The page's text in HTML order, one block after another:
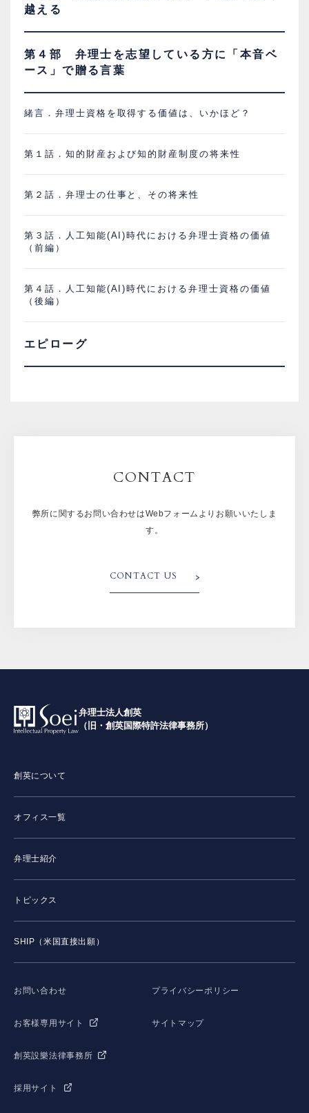
越える
第４部 弁理士を志望している方に「本音ベ
ース」で贈る言葉
緒言．弁理士資格を取得する価値は、いかほど？
第１話．知的財産および知的財産制度の将来性
第２話．弁理士の仕事と、その将来性
第３話．人工知能(AI)時代における弁理士資格の価値
（前編）
第４話．人工知能(AI)時代における弁理士資格の価値
（後編）
エピローグ
CONTACT
弊所に関するお問い合わせはWebフォームよりお願いいたしま
す。
CONTACT US
弁理士法人創英
（旧・創英国際特許法律事務所）
創英について
オフィス一覧
弁理士紹介
トピックス
SHIP（米国直接出願）
お問い合わせ
お客様専用サイト
創英設樂法律事務所
採用サイト
プライバシーポリシー
サイトマップ